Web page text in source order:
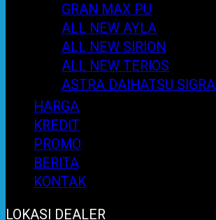
GRAN MAX PU
ALL NEW AYLA
ALL NEW SIRION
ALL NEW TERIOS
ASTRA DAIHATSU SIGRA
HARGA
KREDIT
PROMO
BERITA
KONTAK
LOKASI DEALER